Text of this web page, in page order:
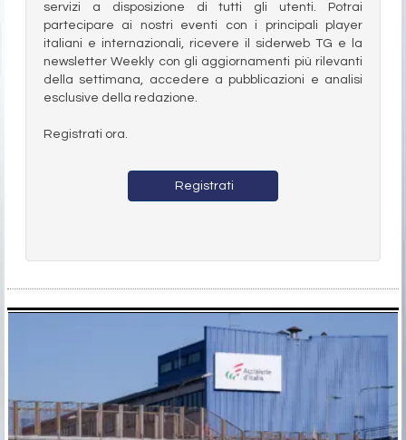
servizi a disposizione di tutti gli utenti. Potrai
partecipare ai nostri eventi con i principali player
italiani e internazionali, ricevere il siderweb TG e la
newsletter Weekly con gli aggiornamenti più rilevanti
della settimana, accedere a pubblicazioni e analisi
esclusive della redazione.
Registrati ora.
Registrati